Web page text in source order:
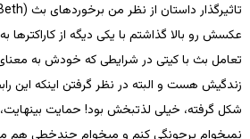
تعامل بث با کیتی در شرایطی که خودش به
زندگیش هست و البته در نظر گرفتن اینکه این
شکل گرفته، خیلی لذتبخش بود! حمایت